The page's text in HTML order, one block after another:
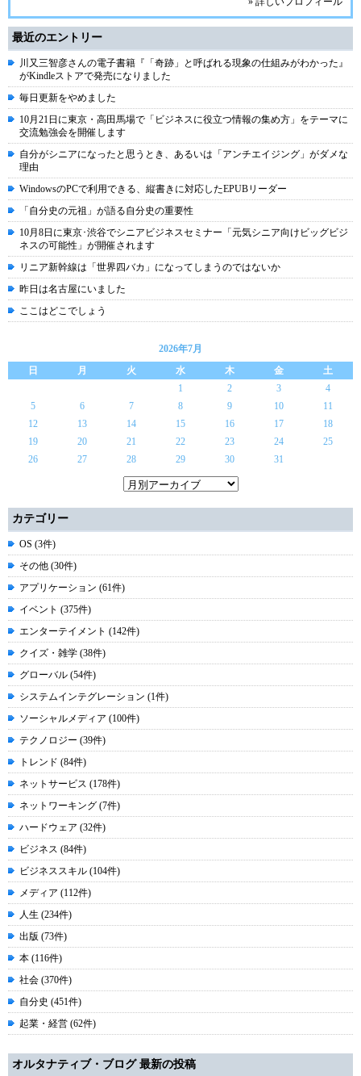
最近のエントリー
川又三智彦さんの電子書籍『「奇跡」と呼ばれる現象の仕組みがわかった』
がKindleストアで発売になりました
毎日更新をやめました
10月21日に東京・高田馬場で「ビジネスに役立つ情報の集め方」をテーマに
交流勉強会を開催します
自分がシニアになったと思うとき、あるいは「アンチエイジング」がダメな
理由
WindowsのPCで利用できる、縦書きに対応したEPUBリーダー
「自分史の元祖」が語る自分史の重要性
10月8日に東京･渋谷でシニアビジネスセミナー「元気シニア向けビッグビジ
ネスの可能性」が開催されます
リニア新幹線は「世界四バカ」になってしまうのではないか
昨日は名古屋にいました
ここはどこでしょう
2026年7月
日
月 火 水 木 金
土
1
2 3
4
5
6 7 8 9 10
11
12
13 14 15 16 17
18
19
20 21 22 23 24
25
26
27 28 29 30 31
カテゴリー
OS (3件)
その他 (30件)
アプリケーション (61件)
イベント (375件)
エンターテイメント (142件)
クイズ・雑学 (38件)
グローバル (54件)
システムインテグレーション (1件)
ソーシャルメディア (100件)
テクノロジー (39件)
トレンド (84件)
ネットサービス (178件)
ネットワーキング (7件)
ハードウェア (32件)
ビジネス (84件)
ビジネススキル (104件)
メディア (112件)
人生 (234件)
出版 (73件)
本 (116件)
社会 (370件)
自分史 (451件)
起業・経営 (62件)
オルタナティブ・ブログ 最新の投稿